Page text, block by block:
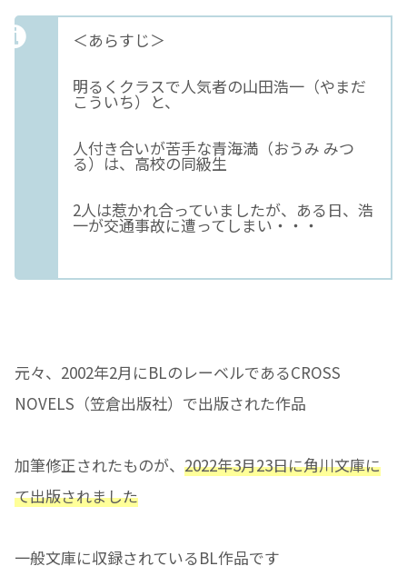
＜あらすじ＞
明るくクラスで人気者の山田浩一（やまだ
こういち）と、
人付き合いが苦手な青海満（おうみ みつ
る）は、高校の同級生
2人は惹かれ合っていましたが、ある日、浩
一が交通事故に遭ってしまい・・・
元々、2002年2月にBLのレーベルであるCROSS
NOVELS（笠倉出版社）で出版された作品
加筆修正されたものが、 2022年3月23日に角川文庫に
て出版されました
一般文庫に収録されているBL作品です